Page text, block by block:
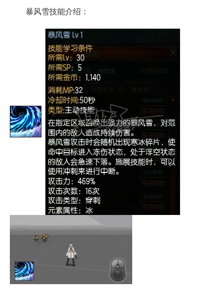
暴风雪技能介绍：